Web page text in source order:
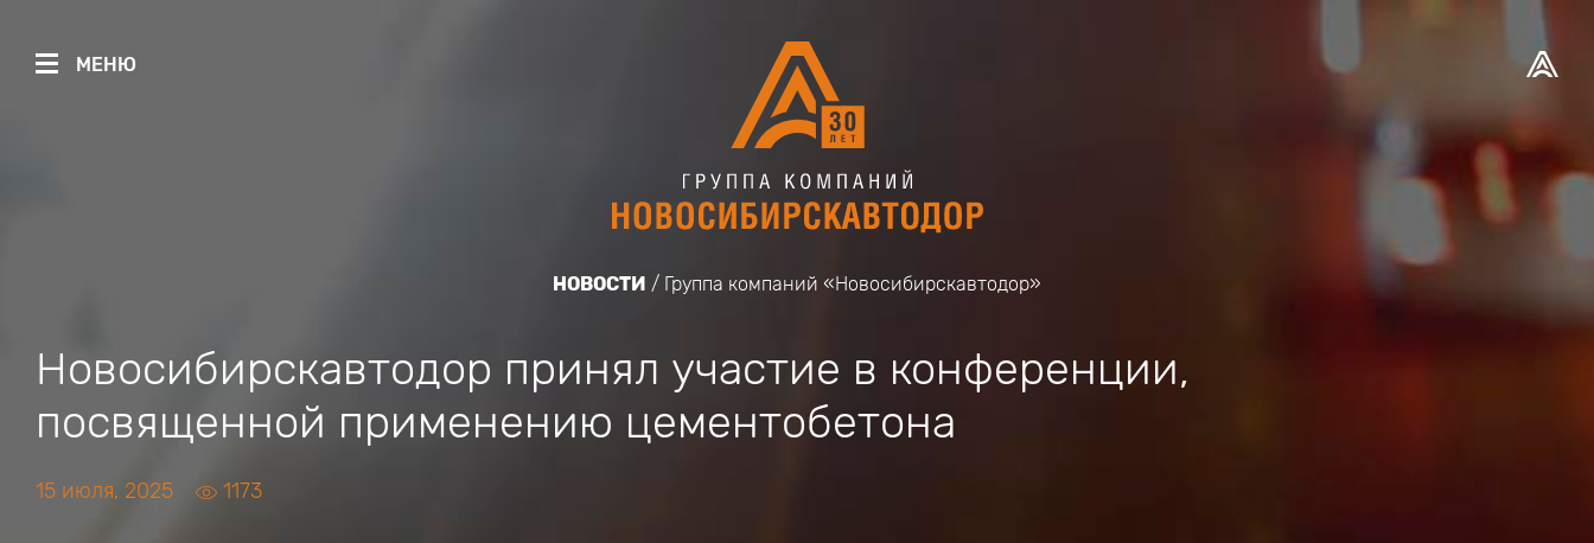
МЕНЮ
НОВОСТИ Группа компаний «Новосибирскавтодор»
Новосибирскавтодор принял участие в конференции,
посвященной применению цементобетона
15 июля, 2025 1173